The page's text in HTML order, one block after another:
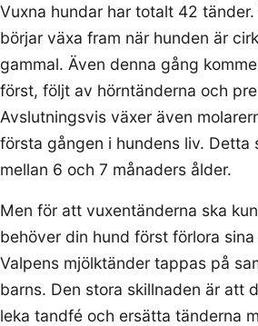
Vuxna hundar har totalt 42
börjar växa fram när hunden är
gammal. Även denna gång
först, följt av hörntänderna och
Avslutningsvis växer även
första gången i hundens liv. Detta
mellan 6 och 7 månaders ålder.
Men för att vuxentänderna ska
behöver din hund först förlora
Valpens mjölktänder tappas på
barns. Den stora skillnaden är att
leka tandfé och ersätta tänderna